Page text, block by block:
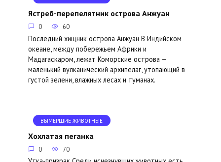
Ястреб-перепелятник острова Анжуан
0 60
Последний хищник острова Анжуан В Индийском
океане, между побережьем Африки и
Мадагаскаром, лежат Коморские острова —
маленький вулканический архипелаг, утопающий в
густой зелени, влажных лесах и туманах.
ВЫМЕРШИЕ ЖИВОТНЫЕ
Хохлатая пеганка
0 70